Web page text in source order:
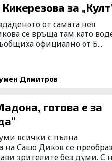
за
от самата нея
се връща там като
официално от Б...
Димитров
готова е за
всички с пълна
Сашо Диков се
зрителите без думи. С